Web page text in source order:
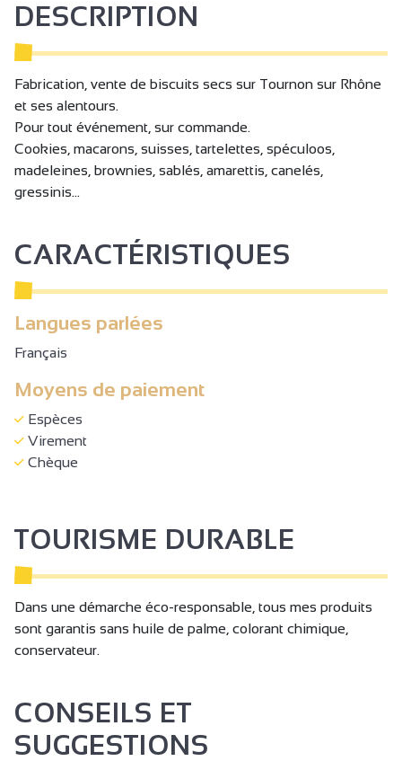
DESCRIPTION
Fabrication, vente de biscuits secs sur Tournon sur Rhône
et ses alentours.
Pour tout événement, sur commande.
Cookies, macarons, suisses, tartelettes, spéculoos,
madeleines, brownies, sablés, amarettis, canelés,
gressinis...
CARACTÉRISTIQUES
Langues parlées
Français
Moyens de paiement
Espèces
Virement
Chèque
TOURISME DURABLE
Dans une démarche éco-responsable, tous mes produits
sont garantis sans huile de palme, colorant chimique,
conservateur.
CONSEILS ET
SUGGESTIONS